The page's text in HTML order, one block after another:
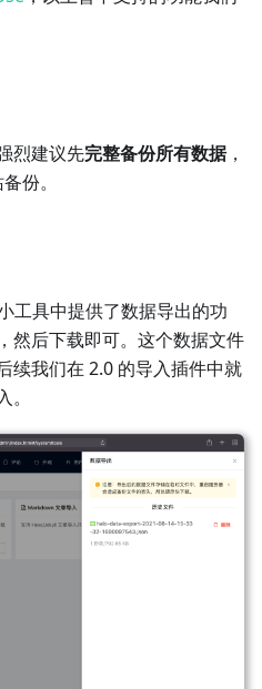
烈建议先完整备份所有数据，
份。
工具中提供了数据导出的功
然后下载即可。这个数据文件
续我们在 2.0 的导入插件中就